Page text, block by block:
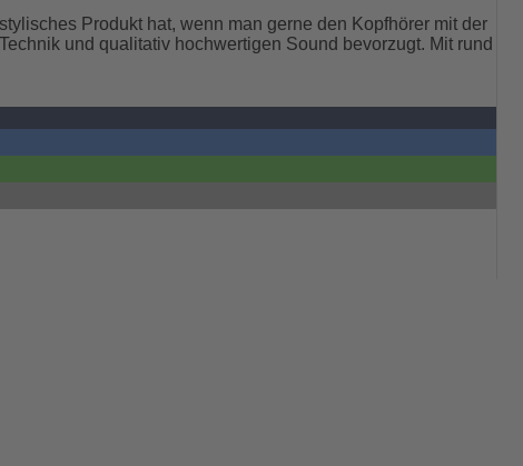
Produkt hat, wenn man gerne den Kopfhörer mit der
und qualitativ hochwertigen Sound bevorzugt. Mit rund